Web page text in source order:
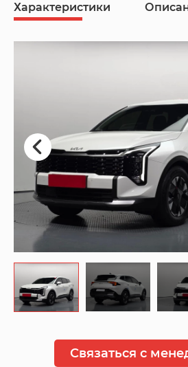
Характеристики
Связаться с